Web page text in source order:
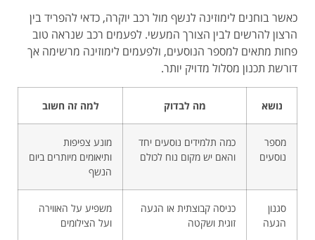
כאשר בוחנים לימוזינה לנשף מול רכב יוקרה, כדאי להפריד בין
הרצון להרשים לבין הצורך המעשי. לפעמים רכב שנראה טוב
פחות מתאים למספר הנוסעים, ולפעמים לימוזינה מרשימה אך
דורשת תכנון מסלול מדויק יותר.
נושא מה לבדוק למה זה חשוב
מספר
נוסעים
כמה תלמידים נוסעים יחד
והאם יש מקום נוח לכולם
מונע צפיפות
ותיאומים מיותרים ביום
הנשף
סגנון
הגעה
כניסה קבוצתית או הגעה
זוגית ושקטה
משפיע על האווירה
ועל הצילומים